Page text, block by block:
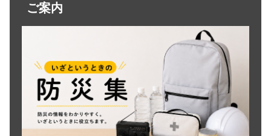
ご案内